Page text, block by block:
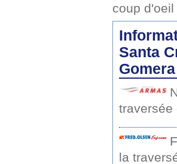
coup
Santa
Gomera
traversée
la